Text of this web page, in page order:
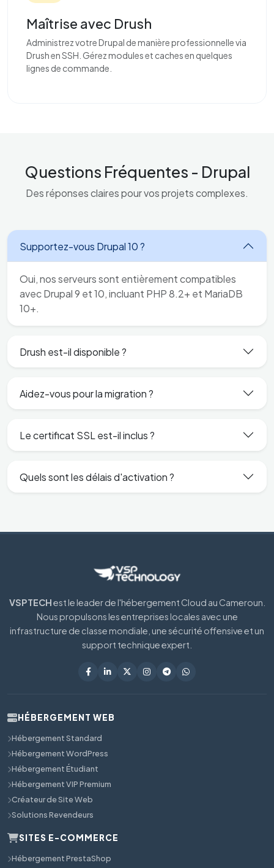
Maîtrise avec Drush
Administrez votre Drupal de manière professionnelle via
Drush en SSH. Gérez modules et caches en quelques
lignes de commande.
Questions Fréquentes - Drupal
Des réponses claires pour vos projets complexes.
Supportez-vous Drupal 10 ?
Oui, nos serveurs sont entièrement compatibles
avec Drupal 9 et 10, incluant PHP 8.2+ et MariaDB
10+.
Drush est-il disponible ?
Aidez-vous pour la migration ?
Le certificat SSL est-il inclus ?
Quels sont les délais d'activation ?
VSPTECHest le leader de l'hébergement Cloud au Cameroun.
Nous propulsons les entreprises locales avec une
infrastructure de classe mondiale, une sécurité offensive et un
support technique expert.
HÉBERGEMENT WEB
Hébergement Standard
Hébergement WordPress
Hébergement Étudiant
Hébergement VIP Premium
Créateur de Site Web
Solutions Revendeurs
SITES E-COMMERCE
Hébergement PrestaShop